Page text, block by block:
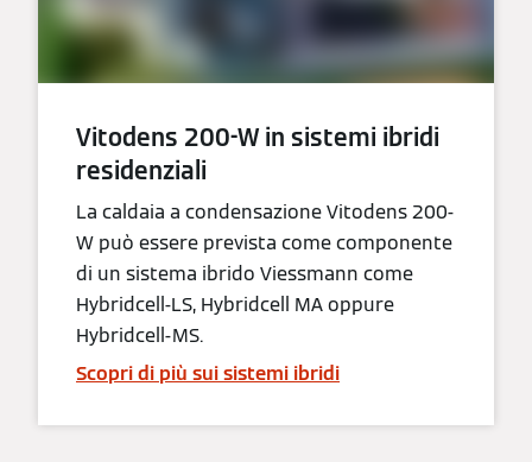
Vitodens 200-W in sistemi ibridi
residenziali
La caldaia a condensazione Vitodens 200-
W può essere prevista come componente
di un sistema ibrido Viessmann come
Hybridcell-LS, Hybridcell MA oppure
Hybridcell-MS.
Scopri di più sui sistemi ibridi